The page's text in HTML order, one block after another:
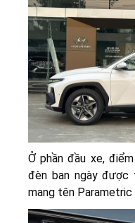
Ở phần đầu xe,
đèn ban ngày
mang tên